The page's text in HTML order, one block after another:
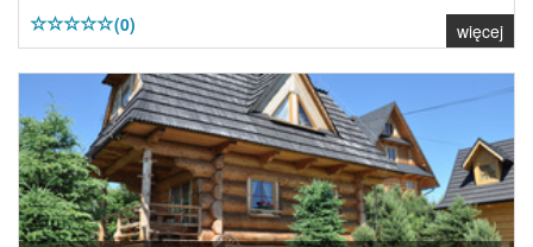
(0) więcej